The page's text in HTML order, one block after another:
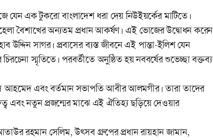
যেন এক টুকরো বাংলাদেশ ধরা দেয় নিউইয়র্কের মাটিতে।
বৈশাখের অন্যতম প্রধান আকর্ষণ। এই ভোজের উদ্বোধন করেন
সাগর। প্রবাসের ব্যস্ত জীবনে এই পান্তা-ইলিশ যেন
স্মৃতিতে। পরবর্তীতে অনুষ্ঠিত হয় নববর্ষের শুভেচ্ছা বক্তব্য
আহমেদ এবং বর্তমান সভাপতি আবীর আলমগীর। তারা তাদের
এবং নতুন প্রজন্মের মাঝে এই ঐতিহ্য ছড়িয়ে দেওয়ার
রহমান সেলিম, উৎসব গ্রুপের প্রধান রায়হান জামান,